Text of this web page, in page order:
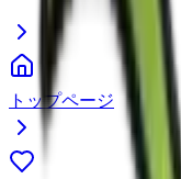
トップページ